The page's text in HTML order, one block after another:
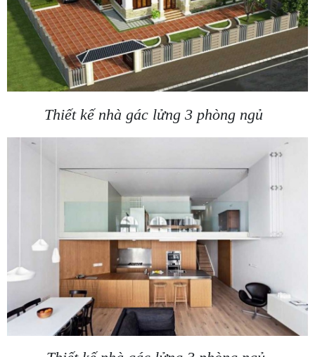
Thiết kế nhà gác lửng 3 phòng ngủ